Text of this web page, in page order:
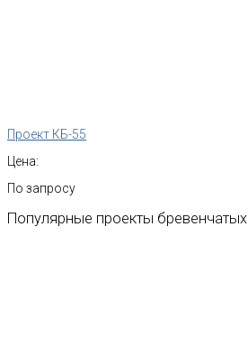
Проект КБ-55
Цена:
По запросу
Популярные проекты бревенчатых